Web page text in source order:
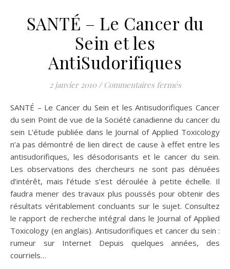
SANTÉ – Le Cancer du
Sein et les
AntiSudorifiques
2 janvier 2010 / Commentaires ferméssur SANTÉ –
SANTÉ – Le Cancer du Sein et les Antisudorifiques Cancer
du sein Point de vue de la Société canadienne du cancer du
sein L’étude publiée dans le Journal of Applied Toxicology
n’a pas démontré de lien direct de cause à effet entre les
antisudorifiques, les désodorisants et le cancer du sein.
Les observations des chercheurs ne sont pas dénuées
d’intérêt, mais l’étude s’est déroulée à petite échelle. Il
faudra mener des travaux plus poussés pour obtenir des
résultats véritablement concluants sur le sujet. Consultez
le rapport de recherche intégral dans le Journal of Applied
Toxicology (en anglais). Antisudorifiques et cancer du sein :
rumeur sur Internet Depuis quelques années, des
courriels…